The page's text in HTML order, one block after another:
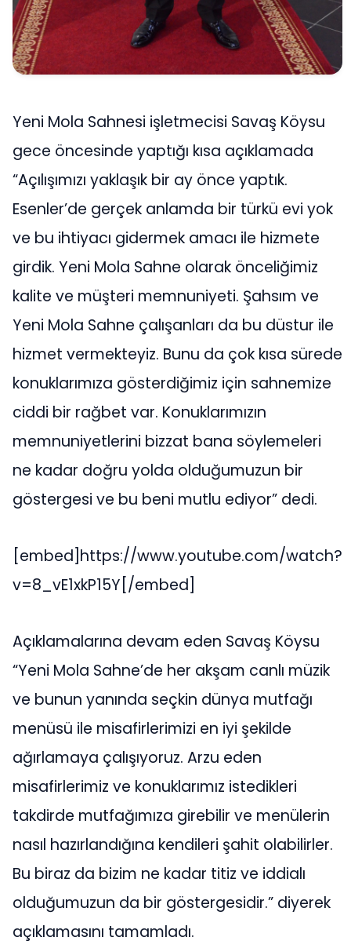
Yeni Mola Sahnesi işletmecisi Savaş Köysu
gece öncesinde yaptığı kısa açıklamada
“Açılışımızı yaklaşık bir ay önce yaptık.
Esenler’de gerçek anlamda bir türkü evi yok
ve bu ihtiyacı gidermek amacı ile hizmete
girdik. Yeni Mola Sahne olarak önceliğimiz
kalite ve müşteri memnuniyeti. Şahsım ve
Yeni Mola Sahne çalışanları da bu düstur ile
hizmet vermekteyiz. Bunu da çok kısa sürede
konuklarımıza gösterdiğimiz için sahnemize
ciddi bir rağbet var. Konuklarımızın
memnuniyetlerini bizzat bana söylemeleri
ne kadar doğru yolda olduğumuzun bir
göstergesi ve bu beni mutlu ediyor” dedi.
[embed]https://www.youtube.com/watch?
v=8_vE1xkP15Y[/embed]
Açıklamalarına devam eden Savaş Köysu
“Yeni Mola Sahne’de her akşam canlı müzik
ve bunun yanında seçkin dünya mutfağı
menüsü ile misafirlerimizi en iyi şekilde
ağırlamaya çalışıyoruz. Arzu eden
misafirlerimiz ve konuklarımız istedikleri
takdirde mutfağımıza girebilir ve menülerin
nasıl hazırlandığına kendileri şahit olabilirler.
Bu biraz da bizim ne kadar titiz ve iddialı
olduğumuzun da bir göstergesidir.” diyerek
açıklamasını tamamladı.